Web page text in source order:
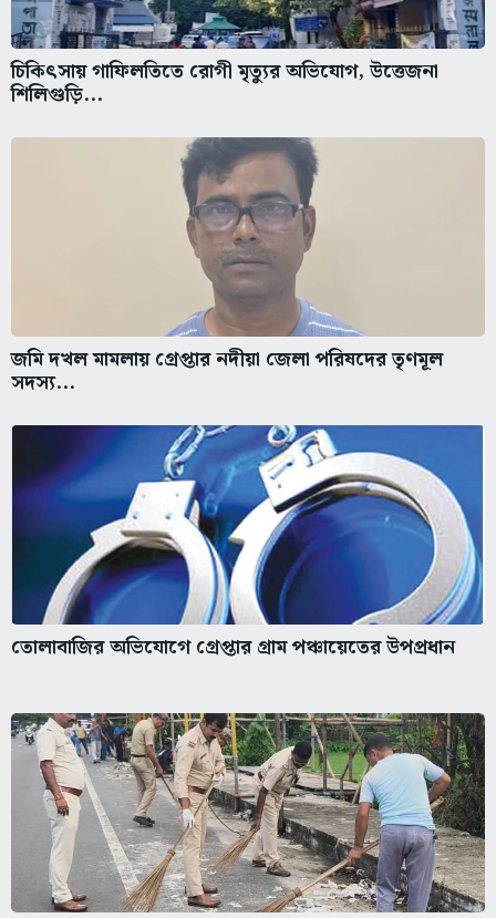
চিকিৎসায় গাফিলতিতে রোগী মৃত্যুর অভিযোগ, উত্তেজনা
শিলিগুড়ি...
জমি দখল মামলায় গ্রেপ্তার নদীয়া জেলা পরিষদের তৃণমূল
সদস্য...
তোলাবাজির অভিযোগে গ্রেপ্তার গ্রাম পঞ্চায়েতের উপপ্রধান